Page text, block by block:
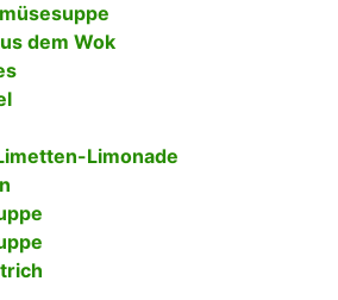
dem Wok
Limonade